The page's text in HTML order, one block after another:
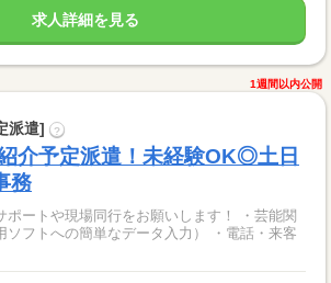
求人詳細を見る
1週間以内公開
派遣] ?
介予定派遣！未経験OK◎土日
務
トや現場同行をお願いします！ ・芸能関
への簡単なデータ入力） ・電話・来客